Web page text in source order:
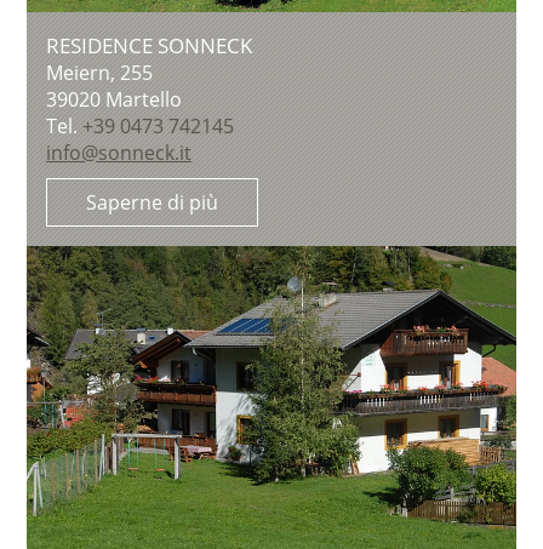
RESIDENCE SONNECK
Meiern, 255
39020 Martello
Tel.+39 0473 742145
info@sonneck.it
Saperne di più